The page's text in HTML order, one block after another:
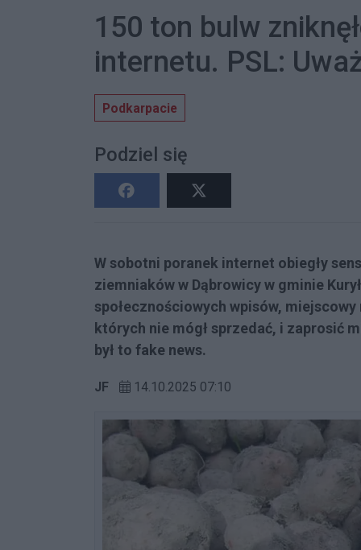
150 ton bulw
internetu. PSL:
Podkarpacie
Podziel się
W sobotni poranek internet obiegły
ziemniaków w Dąbrowicy w gminie
społecznościowych wpisów,
których nie mógł sprzedać, i zaprosić
był to fake news.
JF 14.10.2025 07:10